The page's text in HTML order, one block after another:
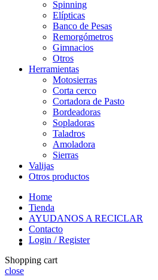
Spinning
Elípticas
Banco de Pesas
Remorgómetros
Gimnacios
Otros
Herramientas
Motosierras
Corta cerco
Cortadora de Pasto
Bordeadoras
Sopladoras
Taladros
Amoladora
Sierras
Valijas
Otros productos
Home
Tienda
AYUDANOS A RECICLAR
Contacto
Login / Register
Shopping cart
close